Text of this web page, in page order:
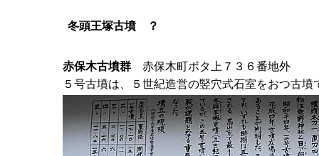
冬頭王塚古墳 ？
赤保木古墳群赤保木町ボタ上７３６番地外
５号古墳は、５世紀造営の竪穴式石室をおつ古